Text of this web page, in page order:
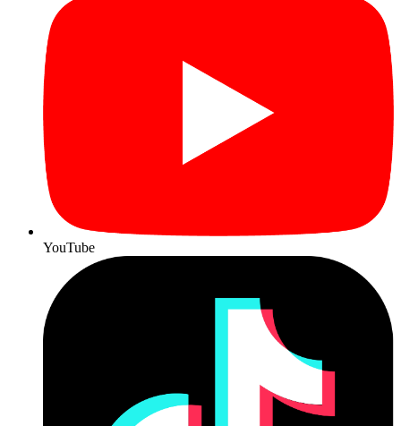
YouTube